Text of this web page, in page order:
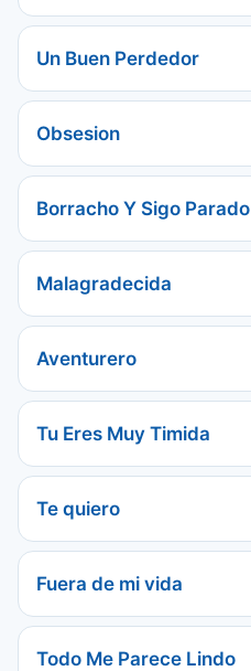
Un Buen Perdedor
Obsesion
Borracho Y Sigo Parado
Malagradecida
Aventurero
Tu Eres Muy Timida
Te quiero
Fuera de mi vida
Todo Me Parece Lindo